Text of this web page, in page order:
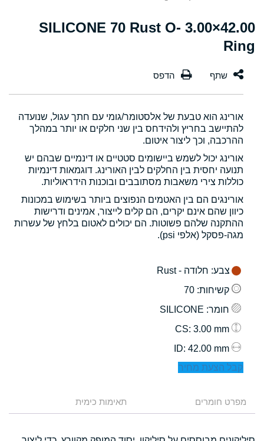
42.00×3.00 SILICONE 70 Rust O-
Ring
אורינג הוא טבעת של אלסטומר/גומי עם חתך עגול, שנועדה
להתיישב בחריץ ולהידחס בין שני חלקים או יותר במהלך
ההרכבה, וכך ליצור איטום.
אורינג יכול לשמש ביישומים סטטיים או דינמיים שבהם יש
תנועה יחסית בין החלקים לבין האורינג. דוגמאות דינמיות
כוללות צירי משאבות מסתובבים ובוכנות הידראוליות.
אורינגים הם בין האטמים הנפוצים ביותר בשימוש במכונות
כיוון שהם אינם יקרים, הם קלים לייצור, אמינים ודרישות
ההתקנה שלהם פשוטות. הם יכולים לאטום בלחץ של עשרות
מגה-פסקל (אלפי psi).
צבע: חלודה - Rust
קשיחות: 70
חומר: SILICONE
: 3.00 mm
: 42.00 mm
קבל הצעת מחיר
מפרט חומרים תאימות כימית